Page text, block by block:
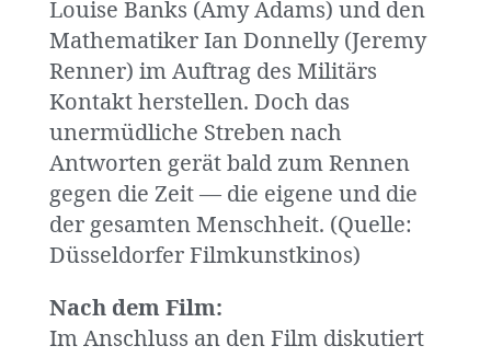
Louise Banks (Amy Adams) und den
Mathematiker Ian Donnelly (Jeremy
Renner) im Auftrag des Militärs
Kontakt herstellen. Doch das
unermüdliche Streben nach
Antworten gerät bald zum Rennen
gegen die Zeit — die eigene und die
der gesamten Menschheit. (Quelle:
Düsseldorfer Filmkunstkinos)
Nach dem Film:
Im Anschluss an den Film diskutiert